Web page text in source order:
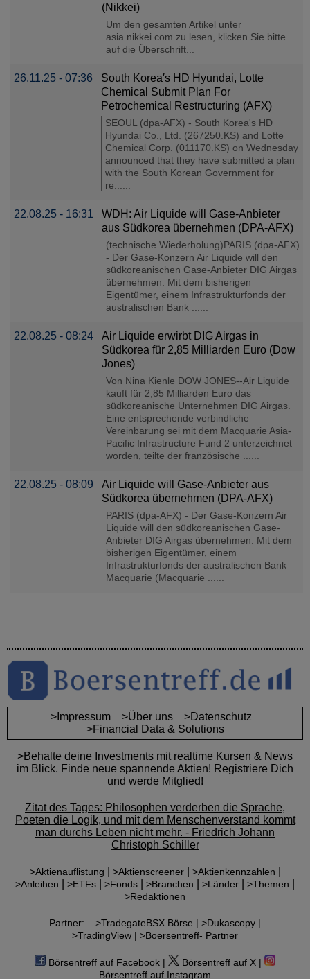
(Nikkei)
Um den gesamten Artikel unter
asia.nikkei.com zu lesen, klicken Sie bitte
auf die Überschrift...
26.11.25 - 07:36
South Korea′s HD Hyundai, Lotte
Chemical Submit Plan For
Petrochemical Restructuring (AFX)
SEOUL (dpa-AFX) - South Korea's HD
Hyundai Co., Ltd. (267250.KS) and Lotte
Chemical Corp. (011170.KS) on Wednesday
announced that they have submitted a plan
with the South Korean Government for
re......
22.08.25 - 16:31
WDH: Air Liquide will Gase-Anbieter
aus Südkorea übernehmen (DPA-AFX)
(technische Wiederholung)PARIS (dpa-AFX)
- Der Gase-Konzern Air Liquide will den
südkoreanischen Gase-Anbieter DIG Airgas
übernehmen. Mit dem bisherigen
Eigentümer, einem Infrastrukturfonds der
australischen Bank ......
22.08.25 - 08:24
Air Liquide erwirbt DIG Airgas in
Südkorea für 2,85 Milliarden Euro (Dow
Jones)
Von Nina Kienle DOW JONES--Air Liquide
kauft für 2,85 Milliarden Euro das
südkoreanische Unternehmen DIG Airgas.
Eine entsprechende verbindliche
Vereinbarung sei mit dem Macquarie Asia-
Pacific Infrastructure Fund 2 unterzeichnet
worden, teilte der französische ......
22.08.25 - 08:09
Air Liquide will Gase-Anbieter aus
Südkorea übernehmen (DPA-AFX)
PARIS (dpa-AFX) - Der Gase-Konzern Air
Liquide will den südkoreanischen Gase-
Anbieter DIG Airgas übernehmen. Mit dem
bisherigen Eigentümer, einem
Infrastrukturfonds der australischen Bank
Macquarie (Macquarie ......
>Impressum >Über uns
>Datenschutz
>Financial Data & Solutions
>Behalte deine Investments mit realtime Kursen & News
im Blick. Finde neue spannende Aktien! Registriere Dich
und werde Mitglied!
Zitat des Tages: Philosophen verderben die Sprache,
Poeten die Logik, und mit dem Menschenverstand kommt
man durchs Leben nicht mehr. - Friedrich Johann
Christoph Schiller
>Aktienauflistung >Aktienscreener| >Aktienkennzahlen
>Anleihen >ETFs >Fonds >Branchen >Länder >Themen
>Redaktionen
Partner: >TradegateBSX Börse | >Dukascopy |
>TradingView | >Boersentreff- Partner
Börsentreff auf Facebook |
Börsentreff auf X |
Börsentreff auf Instagram